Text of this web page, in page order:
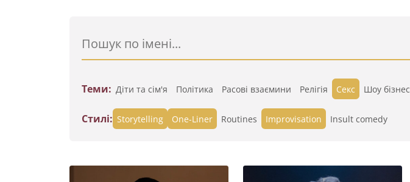
Теми: Діти та сім'я Політика Расові взаємини Релігія Секс Шоу бізнес
Стилі: Storytelling One-Liner Routines Improvisation Insult comedy